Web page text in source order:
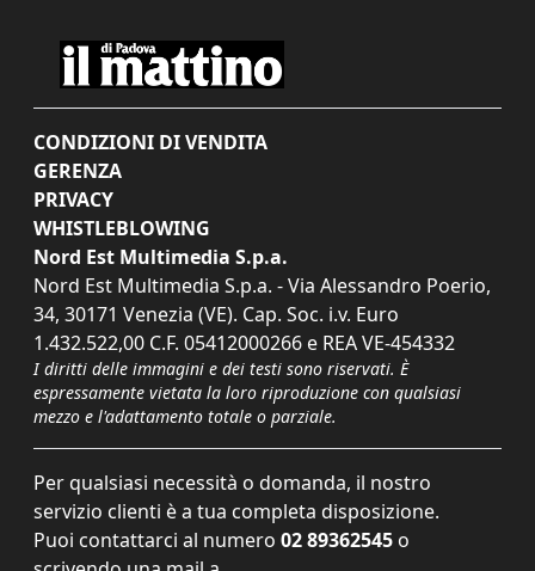
CONDIZIONI DI VENDITA
GERENZA
PRIVACY
WHISTLEBLOWING
Nord Est Multimedia S.p.a.
Nord Est Multimedia S.p.a. - Via Alessandro Poerio,
34, 30171 Venezia (VE). Cap. Soc. i.v. Euro
1.432.522,00 C.F. 05412000266 e REA VE-454332
I diritti delle immagini e dei testi sono riservati. È
espressamente vietata la loro riproduzione con qualsiasi
mezzo e l'adattamento totale o parziale.
Per qualsiasi necessità o domanda, il nostro
servizio clienti è a tua completa disposizione.
Puoi contattarci al numero 02 89362545 o